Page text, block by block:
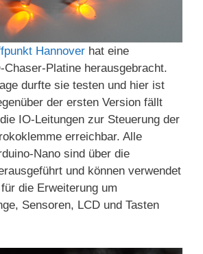
Hannover hat eine
Chaser-Platine herausgebracht.
durfte sie testen und hier ist
der ersten Version fällt
IO-Leitungen zur Steuerung der
erreichbar. Alle
Nano sind über die
und können verwendet
die Erweiterung um
Sensoren, LCD und Tasten